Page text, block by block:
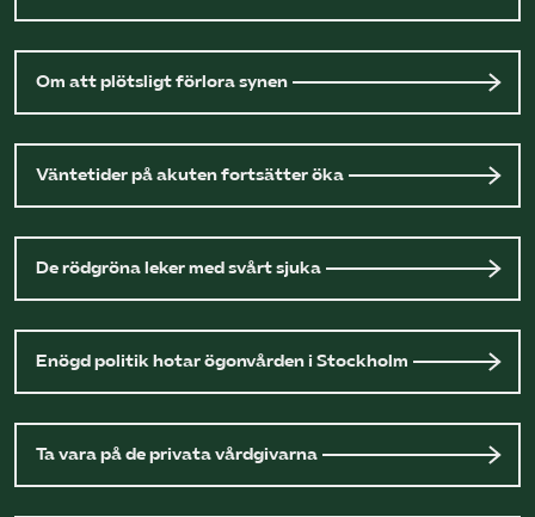
Om att plötsligt förlora synen
Väntetider på akuten fortsätter öka
De rödgröna leker med svårt sjuka
Enögd politik hotar ögonvården i Stockholm
Ta vara på de privata vårdgivarna